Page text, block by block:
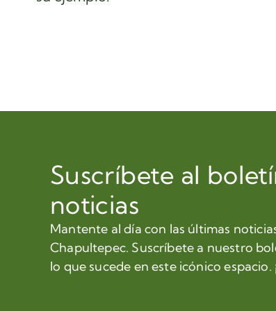
Suscríbete al
noticias
Mantente al día con las últimas
Chapultepec. Suscríbete a nuestro
lo que sucede en este icónico espacio.